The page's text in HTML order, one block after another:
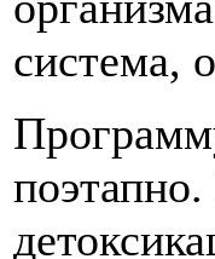
система,